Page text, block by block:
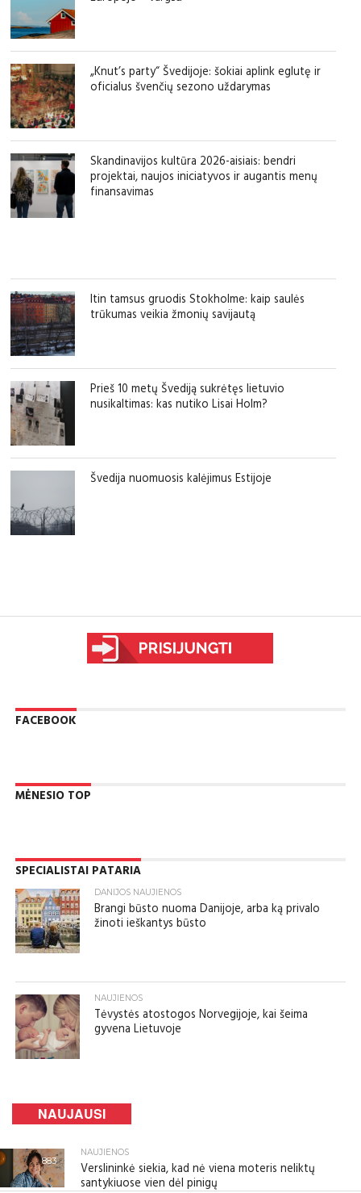
„Knut’s party“ Švedijoje: šokiai aplink eglutę ir
oficialus švenčių sezono uždarymas
Skandinavijos kultūra 2026-aisiais: bendri
projektai, naujos iniciatyvos ir augantis menų
finansavimas
Itin tamsus gruodis Stokholme: kaip saulės
trūkumas veikia žmonių savijautą
Prieš 10 metų Švediją sukrėtęs lietuvio
nusikaltimas: kas nutiko Lisai Holm?
Švedija nuomuosis kalėjimus Estijoje
FACEBOOK
MĖNESIO TOP
SPECIALISTAI PATARIA
DANIJOS NAUJIENOS
Brangi būsto nuoma Danijoje, arba ką privalo
žinoti ieškantys būsto
NAUJIENOS
Tėvystės atostogos Norvegijoje, kai šeima
gyvena Lietuvoje
NAUJAUSI
883
NAUJIENOS
Verslininkė siekia, kad nė viena moteris neliktų
santykiuose vien dėl pinigų